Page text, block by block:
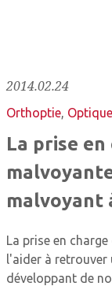
2014.02.24
Orthoptie, Optique
La prise
malvoyant
La prise en
l'aider à retrouver
développant de